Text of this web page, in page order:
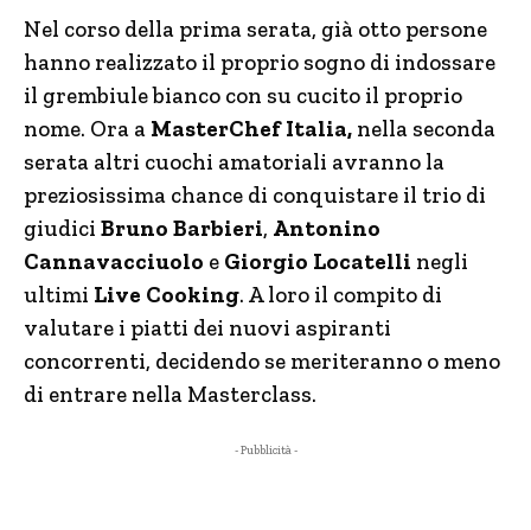
Nel corso della prima serata, già otto persone
hanno realizzato il proprio sogno di indossare
il grembiule bianco con su cucito il proprio
nome. Ora a MasterChef Italia, nella seconda
serata altri cuochi amatoriali avranno la
preziosissima chance di conquistare il trio di
giudici Bruno Barbieri, Antonino
Cannavacciuolo e Giorgio Locatelli negli
ultimi Live Cooking. A loro il compito di
valutare i piatti dei nuovi aspiranti
concorrenti, decidendo se meriteranno o meno
di entrare nella Masterclass.
- Pubblicità -